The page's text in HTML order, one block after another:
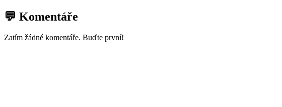
💬 Komentáře
Zatím žádné komentáře. Buďte první!